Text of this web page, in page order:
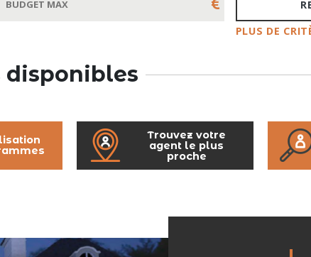
PLUS DE
disponibles
Trouvez votre
agent le plus
proche